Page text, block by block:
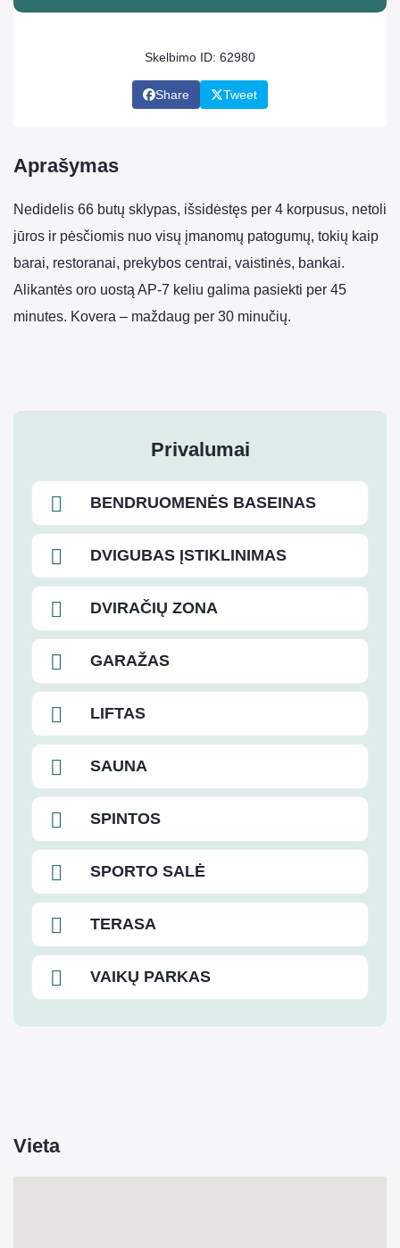
Skelbimo ID: 62980
Share Tweet
Aprašymas
Nedidelis 66 butų sklypas, išsidėstęs per 4 korpusus, netoli
jūros ir pėsčiomis nuo visų įmanomų patogumų, tokių kaip
barai, restoranai, prekybos centrai, vaistinės, bankai.
Alikantės oro uostą AP-7 keliu galima pasiekti per 45
minutes. Kovera – maždaug per 30 minučių.
Privalumai
BENDRUOMENĖS BASEINAS
DVIGUBAS ĮSTIKLINIMAS
DVIRAČIŲ ZONA
GARAŽAS
LIFTAS
SAUNA
SPINTOS
SPORTO SALĖ
TERASA
VAIKŲ PARKAS
Vieta